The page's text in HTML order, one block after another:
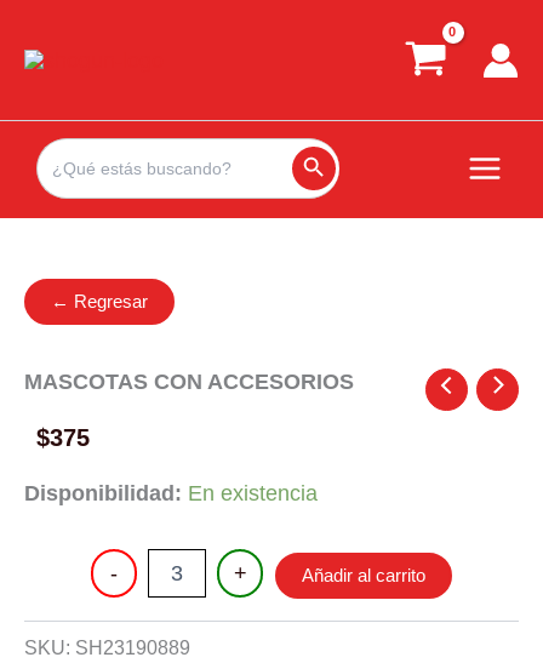
Search
for:
← Regresar
MASCOTAS CON ACCESORIOS
$375
Disponibilidad: En existencia
-
MASCOTAS
CON
+ Añadir al carrito
SKU: SH23190889